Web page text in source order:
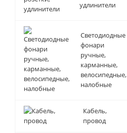
удлинители
Светодиодные
фонари
ручные,
карманные,
велосипедные,
налобные
Кабель,
провод